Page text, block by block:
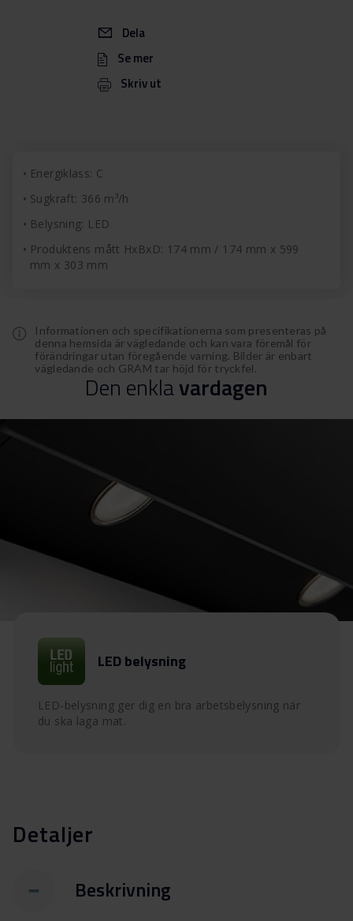
Dela
Se mer
Skriv ut
Energiklass: C
Sugkraft: 366 m³/h
Belysning: LED
Produktens mått HxBxD: 174 mm / 174 mm x 599
mm x 303 mm
Informationen och specifikationerna som presenteras på
denna hemsida är vägledande och kan vara föremål för
förändringar utan föregående varning. Bilder är enbart
vägledande och GRAM tar höjd för tryckfel.
Den enklavardagen
LED belysning
LED-belysning ger dig en bra arbetsbelysning när
du ska laga mat.
Detaljer
Beskrivning